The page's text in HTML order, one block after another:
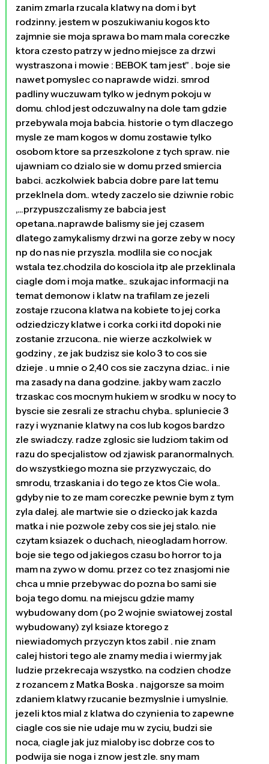
zanim zmarla rzucala klatwy na dom i byt
rodzinny. jestem w poszukiwaniu kogos kto
zajmnie sie moja sprawa bo mam mala coreczke
ktora czesto patrzy w jedno miejsce za drzwi
wystraszona i mowie : BEBOK tam jest" . boje sie
nawet pomyslec co naprawde widzi. smrod
padliny wuczuwam tylko w jednym pokoju w
domu. chlod jest odczuwalny na dole tam gdzie
przebywala moja babcia. historie o tym dlaczego
mysle ze mam kogos w domu zostawie tylko
osobom ktore sa przeszkolone z tych spraw. nie
ujawniam co dzialo sie w domu przed smiercia
babci. aczkolwiek babcia dobre pare lat temu
przeklnela dom.. wtedy zaczelo sie dziwnie robic
,...przypuszczalismy ze babcia jest
opetana..naprawde balismy sie jej czasem
dlatego zamykalismy drzwi na gorze zeby w nocy
np do nas nie przyszla. modlila sie co noc,jak
wstala tez.chodzila do kosciola itp ale przeklinala
ciagle dom i moja matke.. szukajac informacji na
temat demonow i klatw na trafilam ze jezeli
zostaje rzucona klatwa na kobiete to jej corka
odziedziczy klatwe i corka corki itd dopoki nie
zostanie zrzucona.. nie wierze aczkolwiek w
godziny , ze jak budzisz sie kolo 3 to cos sie
dzieje . u mnie o 2,40 cos sie zaczyna dziac.. i nie
ma zasady na dana godzine. jakby wam zaczlo
trzaskac cos mocnym hukiem w srodku w nocy to
byscie sie zesrali ze strachu chyba.. spluniecie 3
razy i wyznanie klatwy na cos lub kogos bardzo
zle swiadczy. radze zglosic sie ludziom takim od
razu do specjalistow od zjawisk paranormalnych.
do wszystkiego mozna sie przyzwyczaic, do
smrodu, trzaskania i do tego ze ktos Cie wola..
gdyby nie to ze mam coreczke pewnie bym z tym
zyla dalej. ale martwie sie o dziecko jak kazda
matka i nie pozwole zeby cos sie jej stalo. nie
czytam ksiazek o duchach, nieogladam horrow.
boje sie tego od jakiegos czasu bo horror to ja
mam na zywo w domu. przez co tez znasjomi nie
chca u mnie przebywac do pozna bo sami sie
boja tego domu. na miejscu gdzie mamy
wybudowany dom (po 2 wojnie swiatowej zostal
wybudowany) zyl ksiaze ktorego z
niewiadomych przyczyn ktos zabil . nie znam
calej histori tego ale znamy media i wiermy jak
ludzie przekrecaja wszystko. na codzien chodze
z rozancem z Matka Boska . najgorsze sa moim
zdaniem klatwy rzucanie bezmyslnie i umyslnie.
jezeli ktos mial z klatwa do czynienia to zapewne
ciagle cos sie nie udaje mu w zyciu, budzi sie
noca, ciagle jak juz mialoby isc dobrze cos to
podwija sie noga i znow jest zle. sny mam